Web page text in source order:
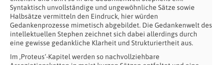
Syntaktisch unvollständige und ungewöhnliche Sätze sowie
Halbsätze vermitteln den Eindruck, hier würden
Gedankenprozesse mimetisch abgebildet. Die Gedankenwelt des
intellektuellen Stephen zeichnet sich dabei allerdings durch
eine gewisse gedankliche Klarheit und Strukturiertheit aus.
Im ‚Proteus‘-Kapitel werden so nachvollziehbare